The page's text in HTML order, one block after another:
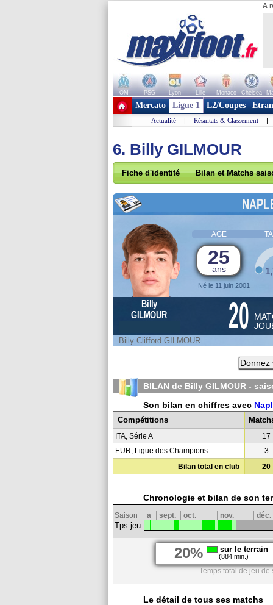
A
OM PSG Lyon Lille Monaco Chelsea
+ de clubs
Mercato Ligue 1 L2/Coupes
Actualité | Résultats & Classement |
6. Billy GILMOUR
Fiche d'identité Bilan et Matchs
AGE
25
ans
Né le 11 juin 2001
Billy
GILMOUR
20
Billy Clifford GILMOUR
Donnez
BILAN de Billy GILMOUR -
Son bilan en chiffres avec
Compétitions
ITA, Série A 17
EUR, Ligue des Champions
3
Bilan total en club
20
Chronologie et bilan de son
Saison a sept. oct. nov. déc.
Tps jeu:
20% sur le terrain
(884 min.)
Temps total de jeu de
Le détail de tous ses matchs